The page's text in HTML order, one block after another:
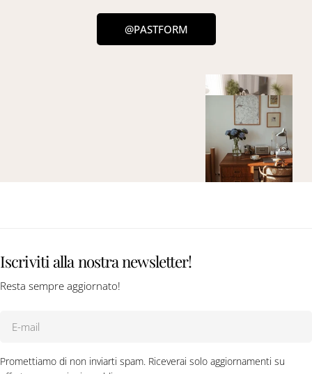
@PASTFORM
Iscriviti alla nostra newsletter!
Resta sempre aggiornato!
mail
Promettiamo di non inviarti spam. Riceverai solo aggiornamenti su